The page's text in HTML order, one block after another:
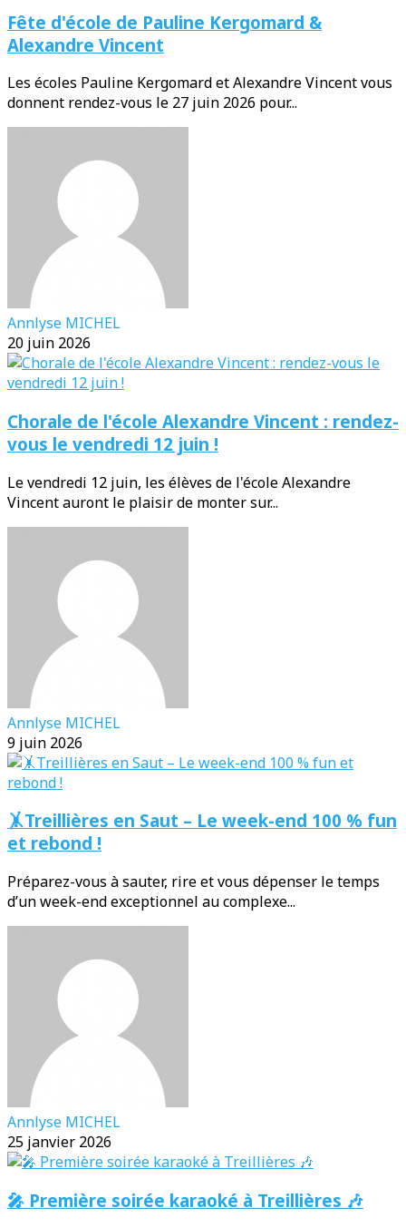
Fête d'école de Pauline Kergomard &
Alexandre Vincent
Les écoles Pauline Kergomard et Alexandre Vincent vous
donnent rendez-vous le 27 juin 2026 pour...
Annlyse MICHEL
20 juin 2026
Chorale de l'école Alexandre Vincent : rendez-
vous le vendredi 12 juin !
Le vendredi 12 juin, les élèves de l'école Alexandre
Vincent auront le plaisir de monter sur...
Annlyse MICHEL
9 juin 2026
🤸Treillières en Saut – Le week-end 100 % fun
et rebond !
Préparez-vous à sauter, rire et vous dépenser le temps
d’un week-end exceptionnel au complexe...
Annlyse MICHEL
25 janvier 2026
🎤 Première soirée karaoké à Treillières 🎶